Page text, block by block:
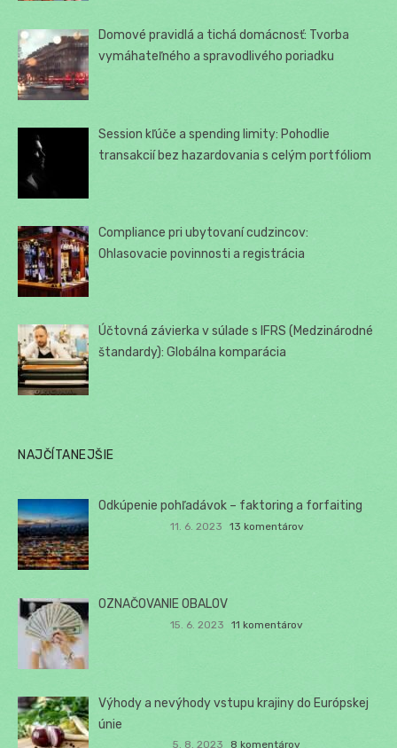
Domové pravidlá a tichá domácnosť: Tvorba
vymáhateľného a spravodlivého poriadku
Session kľúče a spending limity: Pohodlie
transakcií bez hazardovania s celým portfóliom
Compliance pri ubytovaní cudzincov:
Ohlasovacie povinnosti a registrácia
Účtovná závierka v súlade s IFRS (Medzinárodné
štandardy): Globálna komparácia
NAJČÍTANEJŠIE
Odkúpenie pohľadávok – faktoring a forfaiting
11. 6. 2023 13 komentárov
OZNAČOVANIE OBALOV
15. 6. 2023 11 komentárov
Výhody a nevýhody vstupu krajiny do Európskej
únie
5. 8. 2023 8 komentárov